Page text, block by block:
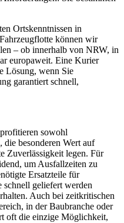
Ortskenntnissen in
können wir
– ob innerhalb von NRW, in
europaweit. Eine Kurier
Lösung, wenn Sie
garantiert schnell,
sowohl
die besonderen Wert auf
Zuverlässigkeit legen. Für
um Ausfallzeiten zu
Ersatzteile für
schnell geliefert werden
Auch bei zeitkritischen
in der Baubranche oder
oft die einzige Möglichkeit,